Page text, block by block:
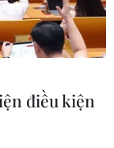
điều kiện